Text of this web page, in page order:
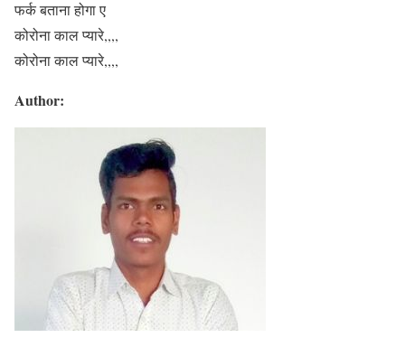
फर्क बताना होगा ए
कोरोना काल प्यारे,,,,
कोरोना काल प्यारे,,,,
Author: